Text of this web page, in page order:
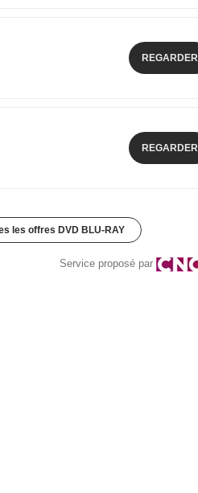
REGARDER
REGARDER
les offres DVD BLU-RAY
Service proposé par